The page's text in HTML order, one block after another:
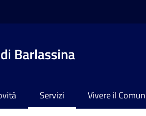
Barlassina
Servizi Vivere il